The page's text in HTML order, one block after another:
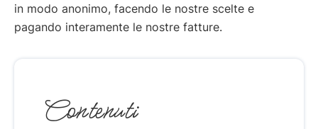
in modo anonimo, facendo le nostre scelte e
pagando interamente le nostre fatture.
Contenuti